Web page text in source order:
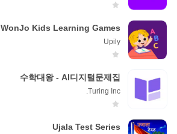
WonJo Kids Learning Games
Upily
수학대왕 - AI디지털문제집
Turing Inc.
Ujala Test Series